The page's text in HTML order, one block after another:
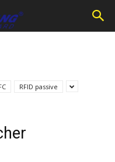
RFID passive